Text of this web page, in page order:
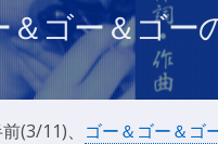
＆ゴー＆ゴー
(3/11)、 ゴー＆ゴー＆ゴ